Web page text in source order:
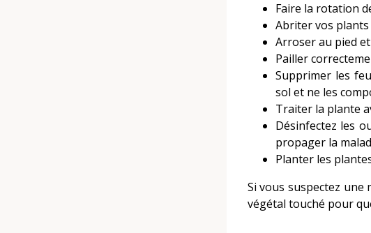
Faire la rotation
Abriter vos plants
Arroser au pied
Pailler
Supprimer les
sol et ne les
Traiter la plante
Désinfectez les
propager la
Planter les
Si vous suspectez une
végétal touché pour